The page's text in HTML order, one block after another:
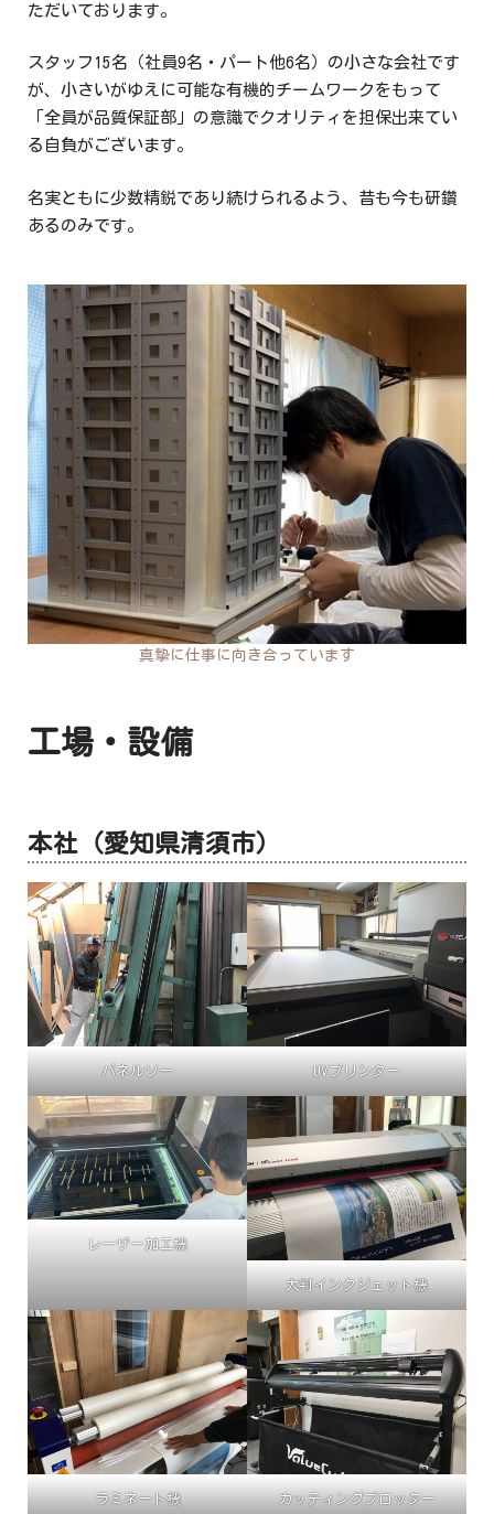
ただいております。
スタッフ15名（社員9名・パート他6名）の小さな会社です
が、小さいがゆえに可能な有機的チームワークをもって
「全員が品質保証部」の意識でクオリティを担保出来てい
る自負がございます。
名実ともに少数精鋭であり続けられるよう、昔も今も研鑽
あるのみです。
真摯に仕事に向き合っています
工場・設備
本社（愛知県清須市）
パネルソー UVプリンター
レーザー加工機
大判インクジェット機
ラミネート機 カッティングプロッター